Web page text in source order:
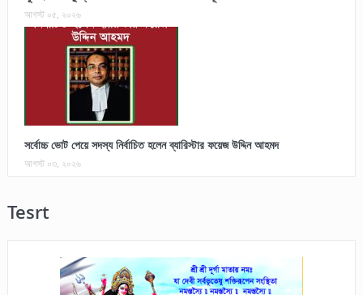
আগস্ট ০৫, ২০২৬
সর্বোচ্চ ভোট পেয়ে সদস্য নির্বাচিত হলেন ব্যারিস্টার ফয়েজ উদ্দিন আহমদ
আগস্ট ০৩, ২০২৬
Tesrt